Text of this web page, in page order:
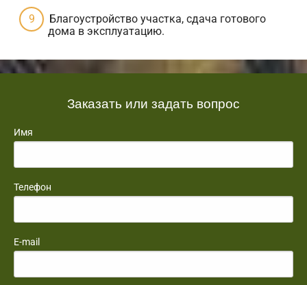
Благоустройство участка, сдача готового
дома в эксплуатацию.
Заказать или задать вопрос
Имя
Телефон
E-mail